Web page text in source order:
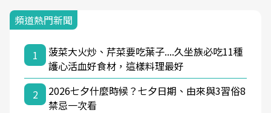
頻道熱門新聞
1
菠菜大火炒、芹菜要吃葉子....久坐族必吃11種
護心活血好食材，這樣料理最好
2
2026七夕什麼時候？七夕日期、由來與3習俗8
禁忌一次看